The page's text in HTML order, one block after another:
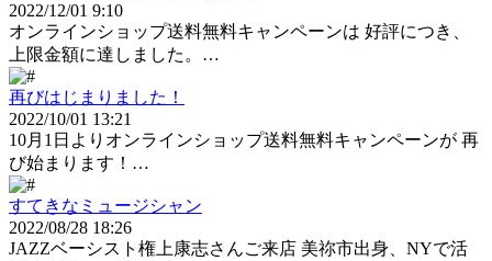
2022/12/01 9:10
オンラインショップ送料無料キャンペーンは 好評につき、
上限金額に達しました。…
再びはじまりました！
2022/10/01 13:21
10月1日よりオンラインショップ送料無料キャンペーンが 再
び始まります！…
すてきなミュージシャン
2022/08/28 18:26
JAZZベーシスト権上康志さんご来店 美祢市出身、NYで活